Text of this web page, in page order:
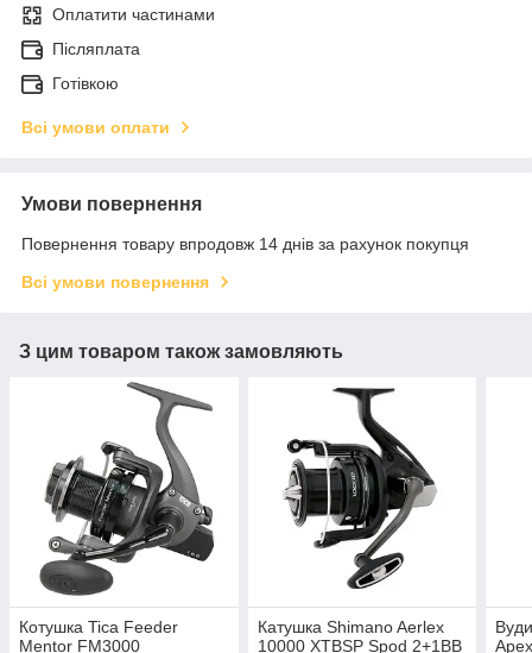
Оплатити частинами
Післяплата
Готівкою
Всі умови оплати
Умови повернення
Повернення товару впродовж 14 днів за рахунок покупця
Всі умови повернення
З цим товаром також замовляють
Котушка Tica Feeder
Mentor FM3000
Катушка Shimano Aerlex
10000 XTBSP Spod 2+1BB